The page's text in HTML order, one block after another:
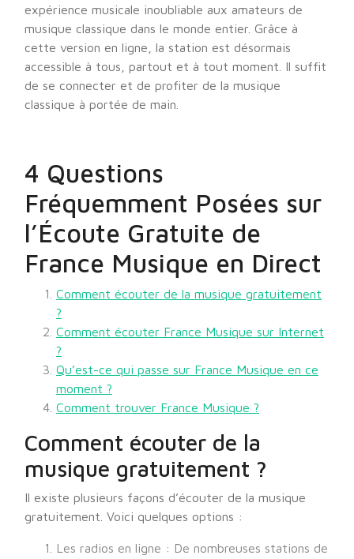
expérience musicale inoubliable aux amateurs de
musique classique dans le monde entier. Grâce à
cette version en ligne, la station est désormais
accessible à tous, partout et à tout moment. Il suffit
de se connecter et de profiter de la musique
classique à portée de main.
4 Questions
Fréquemment Posées sur
l’Écoute Gratuite de
France Musique en Direct
Comment écouter de la musique gratuitement
?
Comment écouter France Musique sur Internet
?
Qu’est-ce qui passe sur France Musique en ce
moment ?
Comment trouver France Musique ?
Comment écouter de la
musique gratuitement ?
Il existe plusieurs façons d’écouter de la musique
gratuitement. Voici quelques options :
Les radios en ligne : De nombreuses stations de